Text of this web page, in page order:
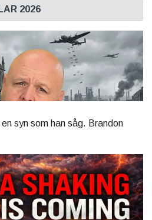
2026
syn som han såg. Brandon